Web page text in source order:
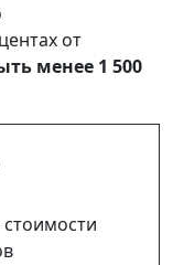
от
менее 1 500
стоимости